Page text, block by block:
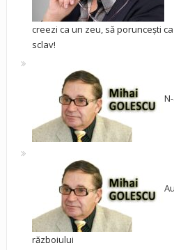
creezi ca un zeu, să poruncești
sclav!
războiului